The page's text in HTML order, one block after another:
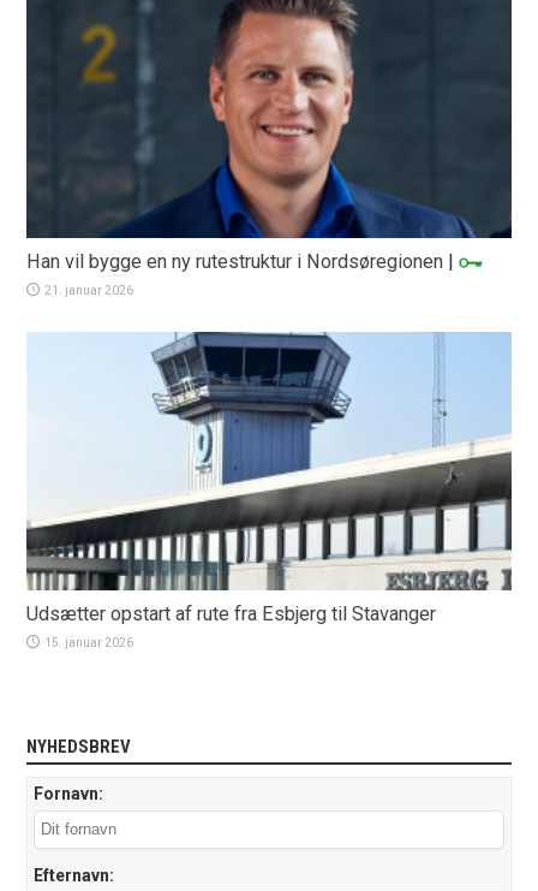
Han vil bygge en ny rutestruktur i Nordsøregionen |
21. januar 2026
Udsætter opstart af rute fra Esbjerg til Stavanger
15. januar 2026
NYHEDSBREV
Fornavn:
Efternavn: